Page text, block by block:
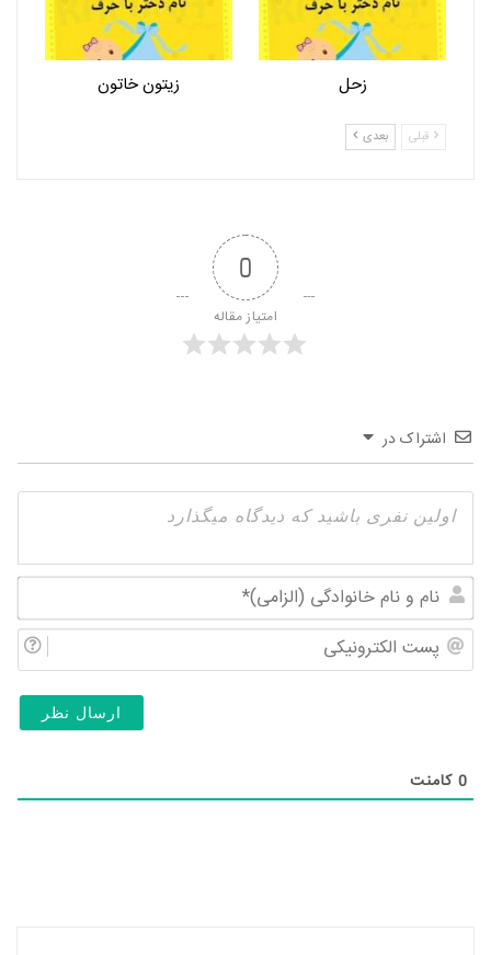
زحل زیتون خاتون
قبلی بعدی
0
امتیاز مقاله
اشتراک در
و
0 کامنت